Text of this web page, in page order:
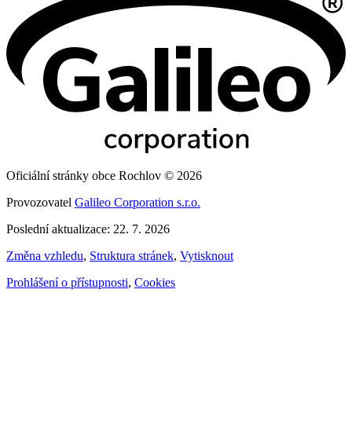
Oficiální stránky obce Rochlov © 2026
Provozovatel Galileo Corporation s.r.o.
Poslední aktualizace: 22. 7. 2026
Změna vzhledu, Struktura stránek, Vytisknout
Prohlášení o přístupnosti, Cookies